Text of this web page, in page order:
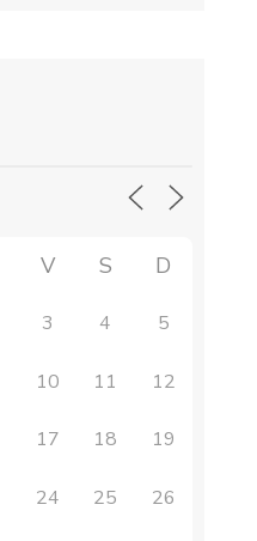
V S D
3 4 5
10 11 12
17 18 19
24 25 26